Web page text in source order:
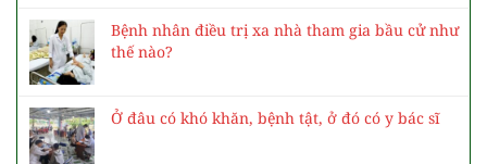
Bệnh nhân điều trị xa nhà tham gia bầu cử như
thế nào?
Ở đâu có khó khăn, bệnh tật, ở đó có y bác sĩ